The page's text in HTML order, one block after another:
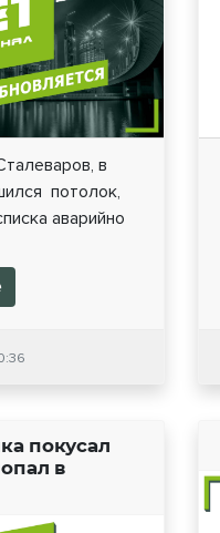
в
потолок,
аварийно
покусал
в